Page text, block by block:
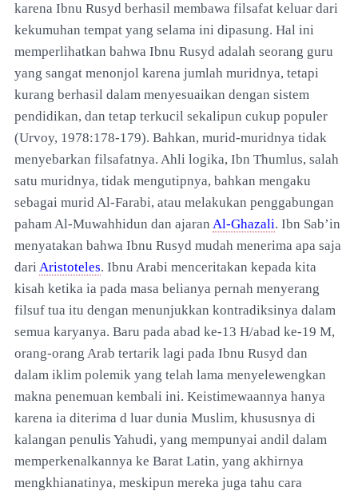
karena Ibnu Rusyd berhasil membawa filsafat keluar dari
kekumuhan tempat yang selama ini dipasung. Hal ini
memperlihatkan bahwa Ibnu Rusyd adalah seorang guru
yang sangat menonjol karena jumlah muridnya, tetapi
kurang berhasil dalam menyesuaikan dengan sistem
pendidikan, dan tetap terkucil sekalipun cukup populer
(Urvoy, 1978:178-179). Bahkan, murid-muridnya tidak
menyebarkan filsafatnya. Ahli logika, Ibn Thumlus, salah
satu muridnya, tidak mengutipnya, bahkan mengaku
sebagai murid Al-Farabi, atau melakukan penggabungan
paham Al-Muwahhidun dan ajaran Al-Ghazali. Ibn Sab’in
menyatakan bahwa Ibnu Rusyd mudah menerima apa saja
dariAristoteles. Ibnu Arabi menceritakan kepada kita
kisah ketika ia pada masa belianya pernah menyerang
filsuf tua itu dengan menunjukkan kontradiksinya dalam
semua karyanya. Baru pada abad ke-13 H/abad ke-19 M,
orang-orang Arab tertarik lagi pada Ibnu Rusyd dan
dalam iklim polemik yang telah lama menyelewengkan
makna penemuan kembali ini. Keistimewaannya hanya
karena ia diterima d luar dunia Muslim, khususnya di
kalangan penulis Yahudi, yang mempunyai andil dalam
memperkenalkannya ke Barat Latin, yang akhirnya
mengkhianatinya, meskipun mereka juga tahu cara